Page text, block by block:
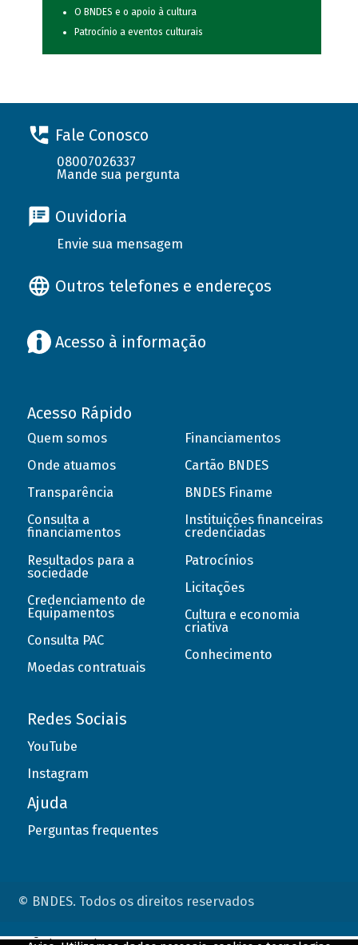
O BNDES e o apoio à cultura
Patrocínio a eventos culturais
Fale Conosco
08007026337
Mande sua pergunta
Ouvidoria
Envie sua mensagem
Outros telefones e endereços
Acesso à informação
Acesso Rápido
Quem somos
Onde atuamos
Transparência
Consulta a
financiamentos
Resultados para a
sociedade
Credenciamento de
Equipamentos
Consulta PAC
Moedas contratuais
Financiamentos
Cartão BNDES
BNDES Finame
Instituições financeiras
credenciadas
Patrocínios
Licitações
Cultura e economia
criativa
Conhecimento
Redes Sociais
YouTube
Instagram
Ajuda
Perguntas frequentes
© BNDES. Todos os direitos reservados